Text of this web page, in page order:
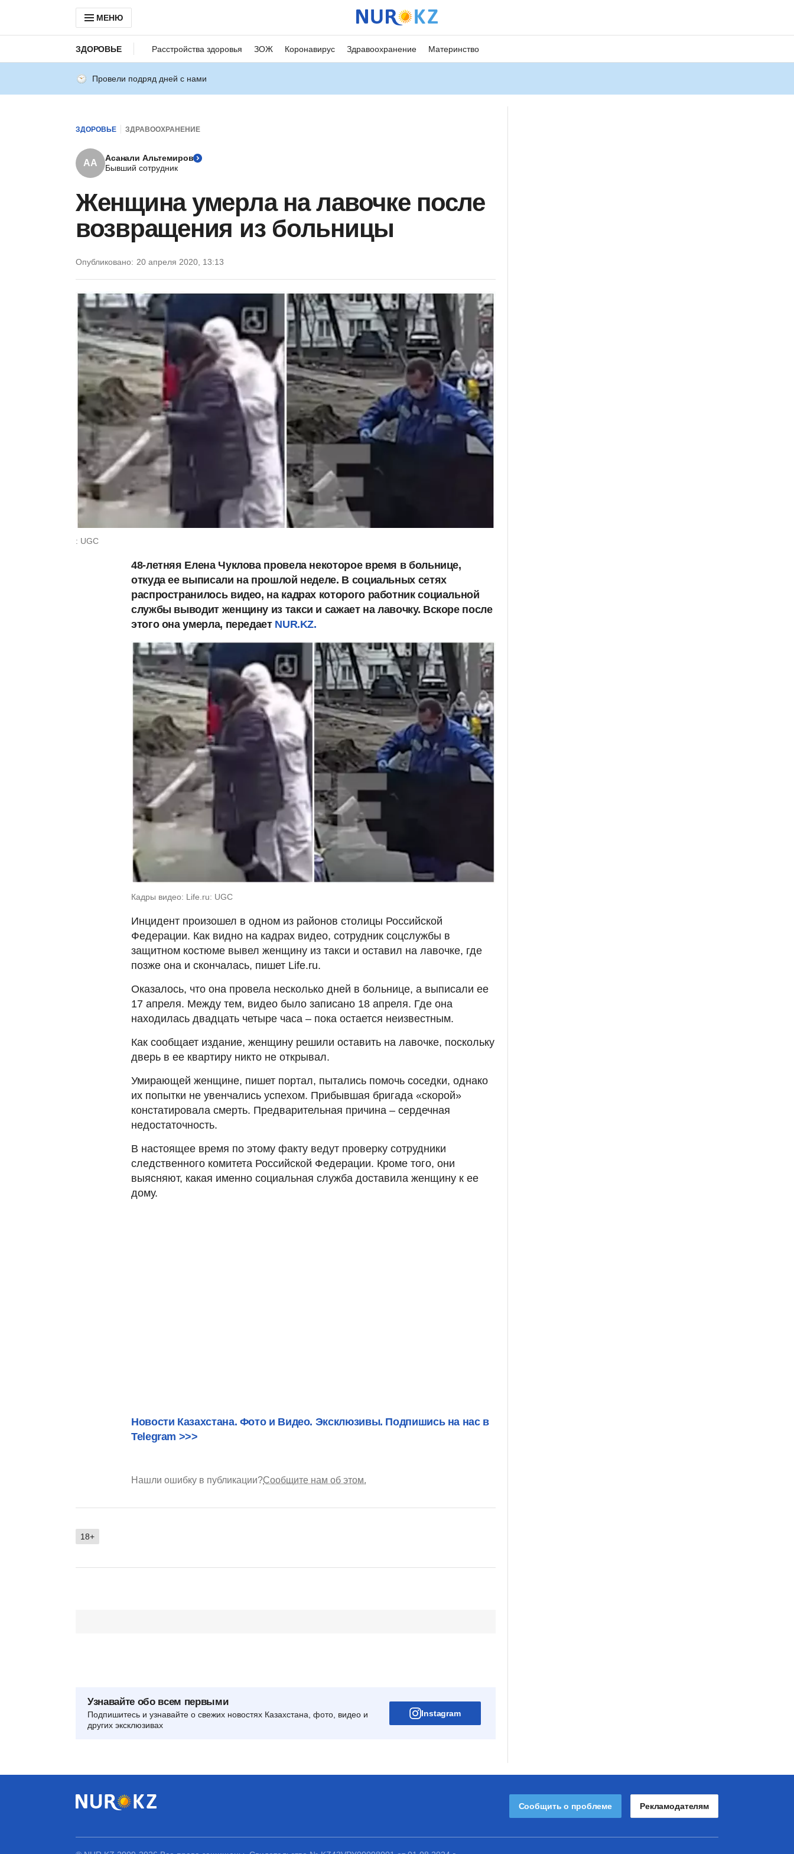
МЕНЮ
ЗДОРОВЬЕ Расстройства здоровья ЗОЖ Коронавирус Здравоохранение Материнство
Провели подряд дней с нами
ЗДОРОВЬЕ ЗДРАВООХРАНЕНИЕ
АА
Асанали Альтемиров
Бывший сотрудник
Женщина умерла на лавочке после
возвращения из больницы
Опубликовано: 20 апреля 2020, 13:13
: UGC
48-летняя Елена Чуклова провела некоторое время в больнице,
откуда ее выписали на прошлой неделе. В социальных сетях
распространилось видео, на кадрах которого работник социальной
службы выводит женщину из такси и сажает на лавочку. Вскоре после
этого она умерла, передает NUR.KZ.
Кадры видео: Life.ru: UGC
Инцидент произошел в одном из районов столицы Российской
Федерации. Как видно на кадрах видео, сотрудник соцслужбы в
защитном костюме вывел женщину из такси и оставил на лавочке, где
позже она и скончалась, пишет Life.ru.
Оказалось, что она провела несколько дней в больнице, а выписали ее
17 апреля. Между тем, видео было записано 18 апреля. Где она
находилась двадцать четыре часа – пока остается неизвестным.
Как сообщает издание, женщину решили оставить на лавочке, поскольку
дверь в ее квартиру никто не открывал.
Умирающей женщине, пишет портал, пытались помочь соседки, однако
их попытки не увенчались успехом. Прибывшая бригада «скорой»
констатировала смерть. Предварительная причина – сердечная
недостаточность.
В настоящее время по этому факту ведут проверку сотрудники
следственного комитета Российской Федерации. Кроме того, они
выясняют, какая именно социальная служба доставила женщину к ее
дому.
Новости Казахстана. Фото и Видео. Эксклюзивы. Подпишись на нас в
Telegram >>>
Нашли ошибку в публикации?Сообщите нам об этом.
18+
Узнавайте обо всем первыми
Подпишитесь и узнавайте о свежих новостях Казахстана, фото, видео и
других эксклюзивах
Instagram
Сообщить о проблеме Рекламодателям